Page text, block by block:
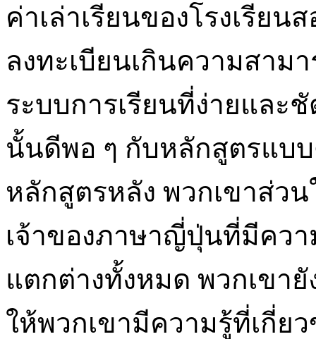
ค่าเล่าเรียนของโรงเรีย
ลงทะเบียนเกินความสา
ระบบการเรียนที่ง่ายและ
นั้นดีพอ ๆ กับหลักสูตรแบบ
หลักสูตรหลัง พวกเขาส่ว
เจ้าของภาษาญี่ปุ่นที่มีคว
แตกต่างทั้งหมด พวกเขา
ให้พวกเขามีความรู้ที่เกี่ย